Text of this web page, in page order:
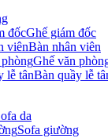
Ghế giám đốc
Bàn nhân viên
Ghế văn
Bàn quầy lễ
da
Sofa giường